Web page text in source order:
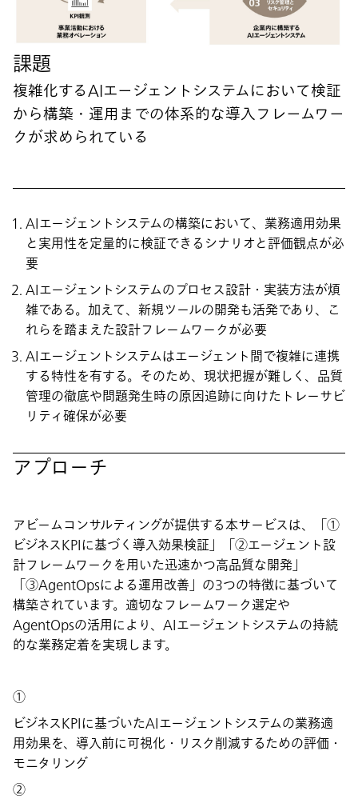
課題
複雑化するAIエージェントシステムにおいて検証
から構築・運用までの体系的な導入フレームワー
クが求められている
AIエージェントシステムの構築において、業務適用効果
と実用性を定量的に検証できるシナリオと評価観点が必
要
AIエージェントシステムのプロセス設計・実装方法が煩
雑である。加えて、新規ツールの開発も活発であり、こ
れらを踏まえた設計フレームワークが必要
AIエージェントシステムはエージェント間で複雑に連携
する特性を有する。そのため、現状把握が難しく、品質
管理の徹底や問題発生時の原因追跡に向けたトレーサビ
リティ確保が必要
アプローチ
アビームコンサルティングが提供する本サービスは、「①
ビジネスKPIに基づく導入効果検証」「②エージェント設
計フレームワークを用いた迅速かつ高品質な開発」
「③AgentOpsによる運用改善」の3つの特徴に基づいて
構築されています。適切なフレームワーク選定や
AgentOpsの活用により、AIエージェントシステムの持続
的な業務定着を実現します。
①
ビジネスKPIに基づいたAIエージェントシステムの業務適
用効果を、導入前に可視化・リスク削減するための評価・
モニタリング
②